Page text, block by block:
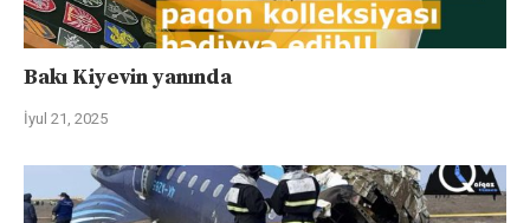
Bakı Kiyevin yanında
İyul 21, 2025